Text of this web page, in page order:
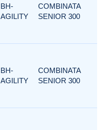
BH-
AGILITY
COMBINATA
SENIOR 300
BH-
AGILITY
COMBINATA
SENIOR 300